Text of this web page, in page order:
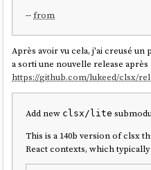
--from
Après avoir vu cela, j'ai creusé un
a sorti une nouvelle release
https://github.com/lukeed/clsx/
Add new clsx/lite
This is a 140b version of clsx
React contexts, which